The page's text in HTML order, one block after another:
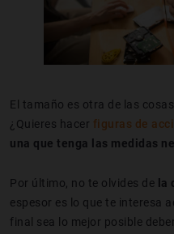
El tamaño es otra de las
¿Quieres hacer figuras de
una que tenga las medidas
Por último, no te olvides de la
espesor es lo que te interesa
final sea lo mejor posible